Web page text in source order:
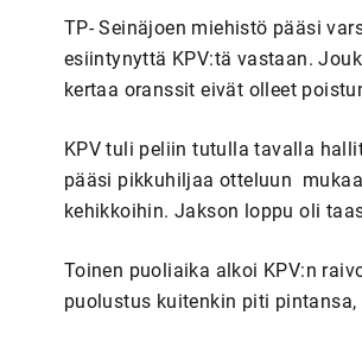
TP- Seinäjoen miehistö pääsi
esiintynyttä KPV:tä vastaan.
kertaa oranssit eivät olleet
KPV tuli peliin tutulla tavalla
pääsi pikkuhiljaa otteluun
kehikkoihin. Jakson loppu oli
Toinen puoliaika alkoi KPV:n
puolustus kuitenkin piti